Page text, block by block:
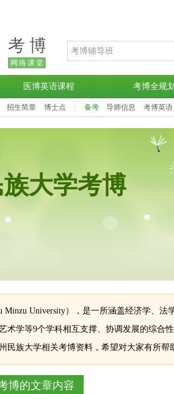
考 博
网络课堂
医博英语课程 考博全规
招生简章 博士点 备考 导师信息 考博英语
大学考博
Minzu University），是一所涵盖经济学、法
术学等9个学科相互支撑、协调发展的综合
民族大学相关考博资料，希望对大家有所帮
博的文章内容